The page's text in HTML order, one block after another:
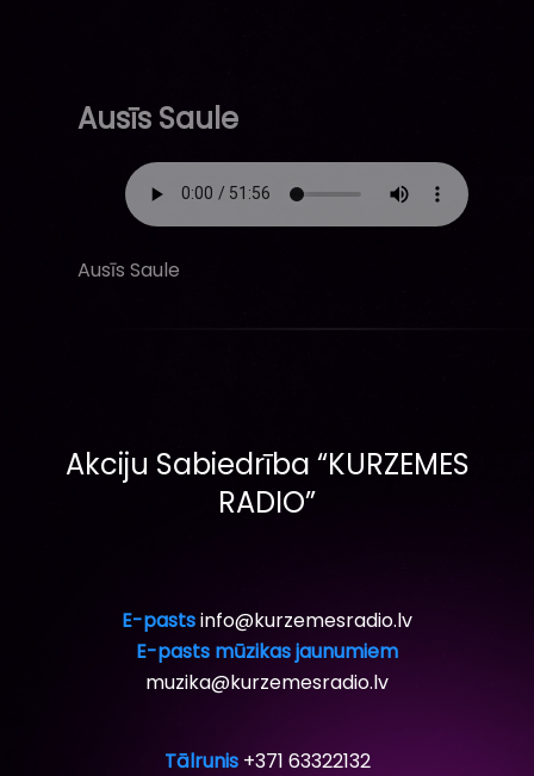
Ausīs Saule
Ausīs Saule
Akciju Sabiedrība “KURZEMES
RADIO”
E-pastsinfo@kurzemesradio.lv
E-pasts mūzikas jaunumiem
muzika@kurzemesradio.lv
Tālrunis +371 63322132